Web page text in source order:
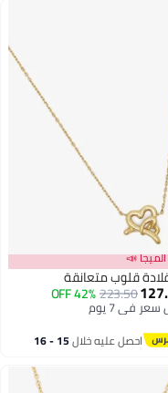
📣
قلوب متعانقة
223.50
42% OFF
في 7 يوم
احصل عليه خلال 15 - 16